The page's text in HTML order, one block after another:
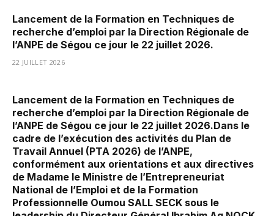
Lancement de la Formation en Techniques de
recherche d’emploi par la Direction Régionale de
l’ANPE de Ségou ce jour le 22 juillet 2026.
22 JUILLET 2026
Lancement de la Formation en Techniques de
recherche d’emploi par la Direction Régionale de
l’ANPE de Ségou ce jour le 22 juillet 2026.Dans le
cadre de l’exécution des activités du Plan de
Travail Annuel (PTA 2026) de l’ANPE,
conformément aux orientations et aux directives
de Madame le Ministre de l’Entrepreneuriat
National de l’Emploi et de la Formation
Professionnelle Oumou SALL SECK sous le